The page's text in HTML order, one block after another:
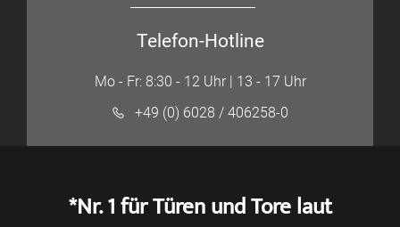
Telefon-Hotline
Mo - Fr: 8:30 - 12 Uhr | 13 - 17 Uhr
+49 (0) 6028 / 406258-0
*Nr. 1 für Türen und Tore laut